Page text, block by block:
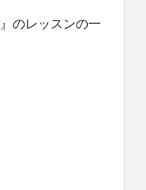
』のレッスンの一